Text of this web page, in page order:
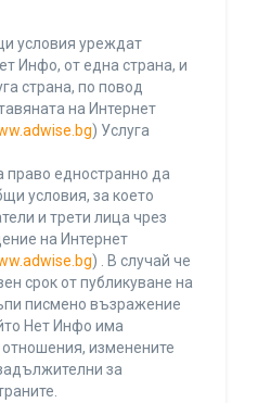
условия уреждат
Инфо, от една страна, и
страна, по повод
на Интернет
) Услуга
право едностранно да
условия, за което
и трети лица чрез
на Интернет
) . В случай че
срок от публикуване на
писмено възражение
Нет Инфо има
изменените
за